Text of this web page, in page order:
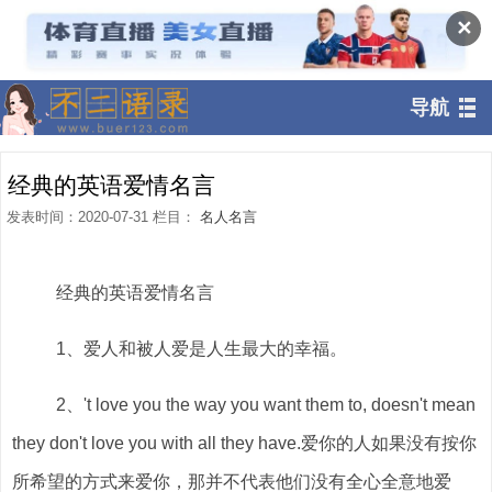
✕
导航
经典的英语爱情名言
发表时间：2020-07-31 栏目： 名人名言
经典的英语爱情名言
1、爱人和被人爱是人生最大的幸福。
2、't love you the way you want them to, doesn't mean
they don't love you with all they have.爱你的人如果没有按你
所希望的方式来爱你，那并不代表他们没有全心全意地爱